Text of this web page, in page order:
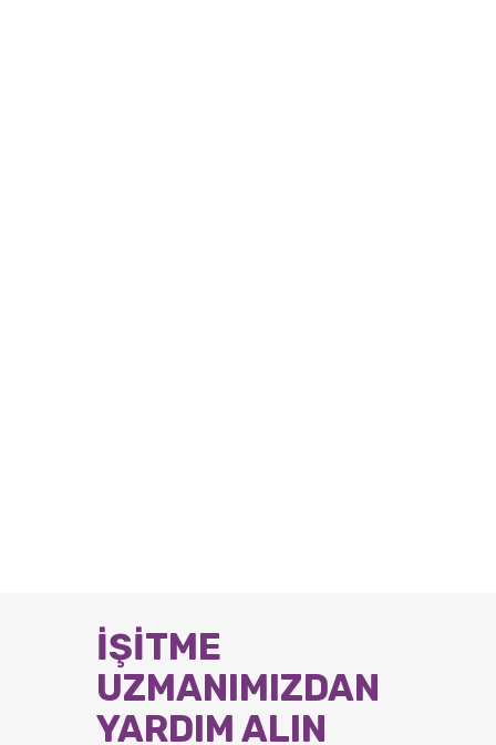
İŞİTME
UZMANIMIZDAN
YARDIM ALIN